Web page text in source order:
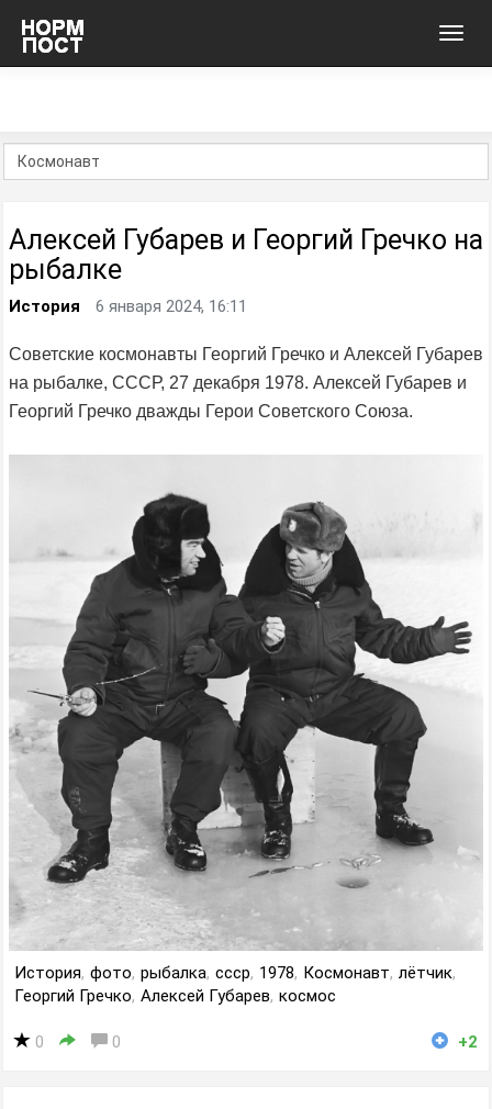
Алексей Губарев и Георгий Гречко на
рыбалке
История 6 января 2024, 16:11
Советские космонавты Георгий Гречко и Алексей Губарев
на рыбалке, СССР, 27 декабря 1978. Алексей Губарев и
Георгий Гречко дважды Герои Советского Союза.
История, фото, рыбалка, ссср, 1978, Космонавт, лётчик,
Георгий Гречко, Алексей Губарев, космос
0 0 +2